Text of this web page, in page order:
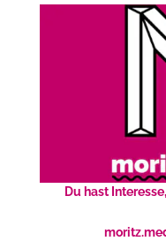
Du hast